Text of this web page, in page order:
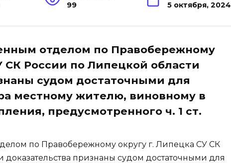
99 5 октября, 2024
отделом по Правобережному
СК России по Липецкой области
судом достаточными для
местному жителю, виновному в
предусмотренного ч. 1 ст.
по Правобережному округу г. Липецка СУ СК
признаны судом достаточными для